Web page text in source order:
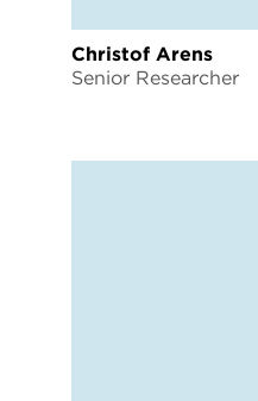
Christof Arens
Senior Researcher